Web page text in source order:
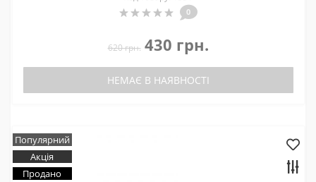
0
620 грн. 430 грн.
НЕМАЄ В НАЯВНОСТІ
Популярний
Акція
Продано